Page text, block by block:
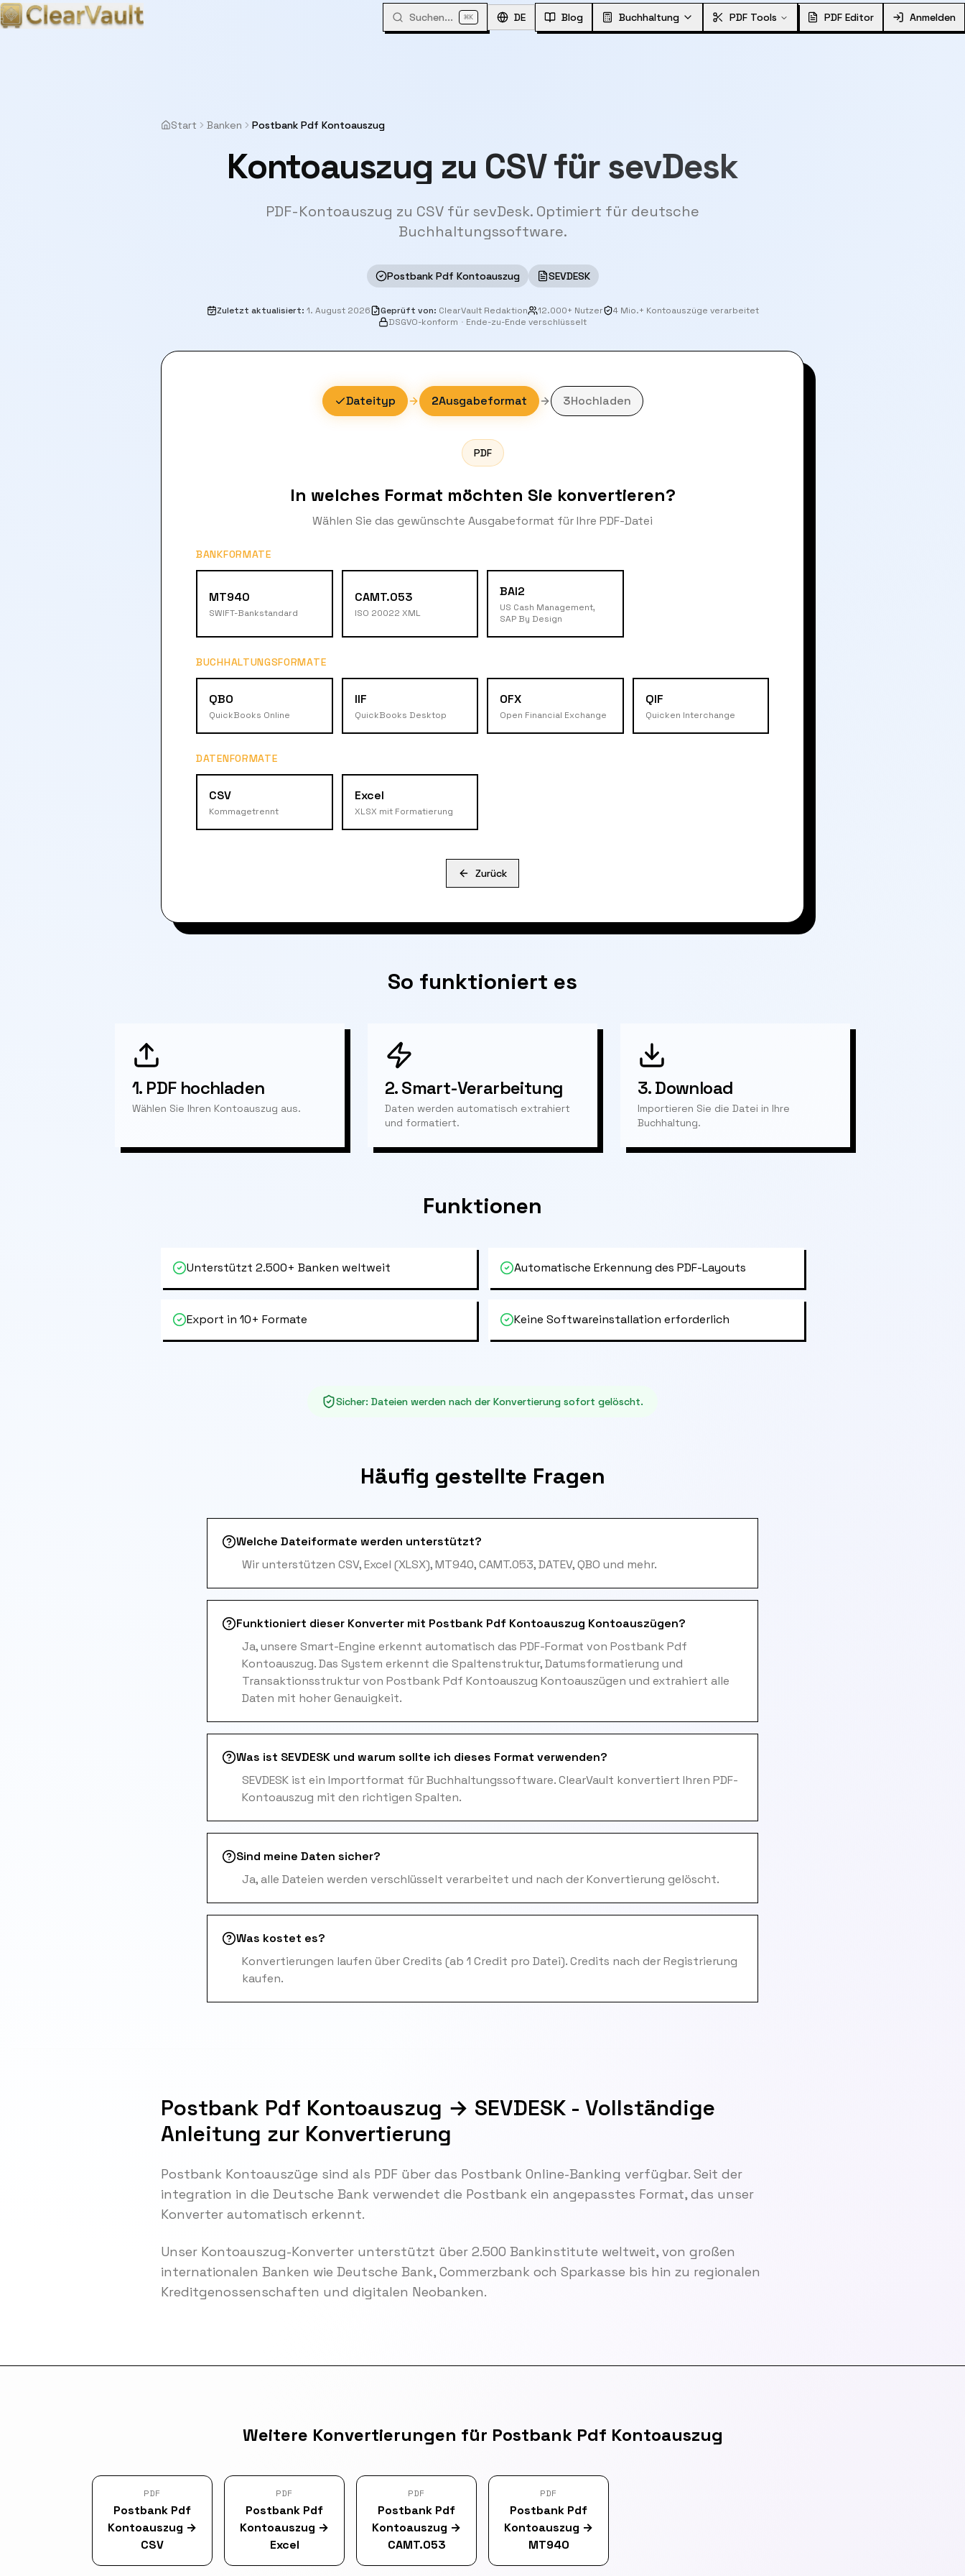
Suchen... ⌘K DE Blog Buchhaltung PDF Tools PDF Editor Anmelden
Start Banken Postbank Pdf Kontoauszug
Kontoauszug zu CSV für sevDesk
PDF-Kontoauszug zu CSV für sevDesk. Optimiert für deutsche
Buchhaltungssoftware.
Postbank Pdf Kontoauszug SEVDESK
Zuletzt aktualisiert: 1. August 2026 Geprüft von: ClearVault Redaktion 12.000+ Nutzer
4 Mio.+ Kontoauszüge verarbeitet
DSGVO-konform · Ende-zu-Ende verschlüsselt
Dateityp 2Ausgabeformat 3Hochladen
PDF
In welches Format möchten Sie konvertieren?
Wählen Sie das gewünschte Ausgabeformat für Ihre PDF-Datei
BANKFORMATE
MT940
SWIFT-Bankstandard
CAMT.053
ISO 20022 XML
BAI2
US Cash Management,
SAP By Design
BUCHHALTUNGSFORMATE
QBO
QuickBooks Online
IIF
QuickBooks Desktop
OFX
Open Financial Exchange
QIF
Quicken Interchange
DATENFORMATE
CSV
Kommagetrennt
Excel
XLSX mit Formatierung
Zurück
So funktioniert es
1. PDF hochladen
Wählen Sie Ihren Kontoauszug aus.
2.Smart-Verarbeitung
Daten werden automatisch extrahiert
und formatiert.
3.Download
Importieren Sie die Datei in Ihre
Buchhaltung.
Funktionen
Unterstützt 2.500+ Banken weltweit Automatische Erkennung des PDF-Layouts
Export in 10+ Formate Keine Softwareinstallation erforderlich
Sicher: Dateien werden nach der Konvertierung sofort gelöscht.
Häufig gestellte Fragen
Welche Dateiformate werden unterstützt?
Wir unterstützen CSV, Excel (XLSX), MT940, CAMT.053, DATEV, QBO und mehr.
Funktioniert dieser Konverter mit Postbank Pdf Kontoauszug Kontoauszügen?
Ja, unsere Smart-Engine erkennt automatisch das PDF-Format von Postbank Pdf
Kontoauszug. Das System erkennt die Spaltenstruktur, Datumsformatierung und
Transaktionsstruktur von Postbank Pdf Kontoauszug Kontoauszügen und extrahiert alle
Daten mit hoher Genauigkeit.
Was ist SEVDESK und warum sollte ich dieses Format verwenden?
SEVDESK ist ein Importformat für Buchhaltungssoftware. ClearVault konvertiert Ihren PDF-
Kontoauszug mit den richtigen Spalten.
Sind meine Daten sicher?
Ja, alle Dateien werden verschlüsselt verarbeitet und nach der Konvertierung gelöscht.
Was kostet es?
Konvertierungen laufen über Credits (ab 1 Credit pro Datei). Credits nach der Registrierung
kaufen.
Postbank Pdf Kontoauszug → SEVDESK - Vollständige
Anleitung zur Konvertierung
Postbank Kontoauszüge sind als PDF über das Postbank Online-Banking verfügbar. Seit der
integration in die Deutsche Bank verwendet die Postbank ein angepasstes Format, das unser
Konverter automatisch erkennt.
Unser Kontoauszug-Konverter unterstützt über 2.500 Bankinstitute weltweit, von großen
internationalen Banken wie Deutsche Bank, Commerzbank och Sparkasse bis hin zu regionalen
Kreditgenossenschaften und digitalen Neobanken.
Weitere Konvertierungen für Postbank Pdf Kontoauszug
PDF
Postbank Pdf
Kontoauszug →
CSV
PDF
Postbank Pdf
Kontoauszug →
Excel
PDF
Postbank Pdf
Kontoauszug →
CAMT.053
PDF
Postbank Pdf
Kontoauszug →
MT940